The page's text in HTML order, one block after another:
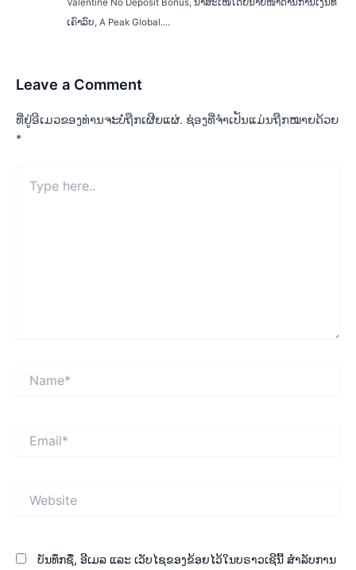
Valentine No Deposit Bonus, ນຳສະເໜີໂດຍນາຍໜ້າດ້ານການເງິນທີ່
ເຄົາລົບ, A Peak Global....
Leave a Comment
ທີ່ຢູ່ອີເມວຂອງທ່ານຈະບໍ່ຖືກເຜີຍແຜ່. ຊ່ອງທີ່ຈຳເປັນແມ່ນຖືກໝາຍດ້ວຍ
*
here..
ບັນທຶກຊື່, ອີເມລ ແລະ ເວັບໄຊຂອງຂ້ອຍໄວ້ໃນບຣາວເຊີນີ້ ສຳລັບການ